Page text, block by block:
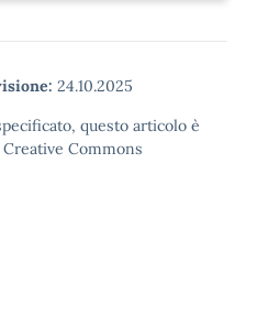
24.10.2025
questo articolo è
Commons